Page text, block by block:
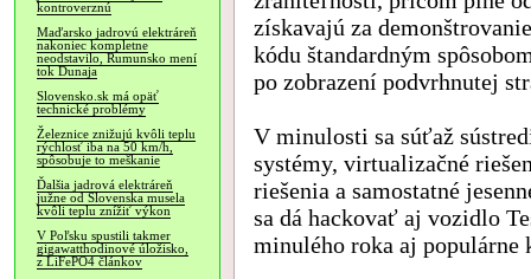
kontroverznú
Maďarsko jadrovú elektráreň
nakoniec kompletne
neodstavilo, Rumunsko mení
tok Dunaja
Slovensko.sk má opäť
technické problémy
Železnice znižujú kvôli teplu
rýchlosť iba na 50 km/h,
spôsobuje to meškanie
Ďalšia jadrová elektráreň
južne od Slovenska musela
kvôli teplu znížiť výkon
V Poľsku spustili takmer
gigawatthodinové úložisko,
z LiFePO4 článkov
získavajú za
kódu štandardným
po zobrazení podvrhnutej
V minulosti sa súťaž
systémy, virtualizačné
riešenia a samostatné
sa dá hackovať aj vozidlo
minulého roka aj populárne